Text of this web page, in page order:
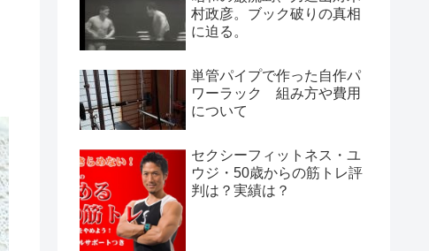
村政彦。ブック破りの真相
に迫る。
単管パイプで作った自作パ
ワーラック 組み方や費用
について
セクシーフィットネス・ユ
ウジ・50歳からの筋トレ評
判は？実績は？